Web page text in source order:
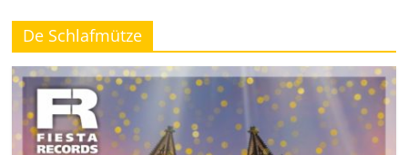
De Schlafmütze